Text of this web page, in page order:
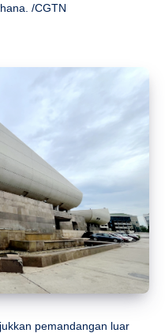
/CGTN
pemandangan luar